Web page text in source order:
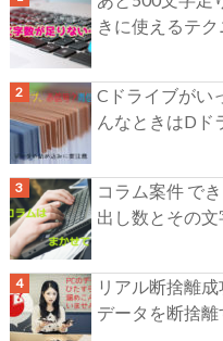
きに使えるテ
Cドライブが
んなときはDド
コラム案件 で
出し数とその文
リアル断捨離
データを断捨